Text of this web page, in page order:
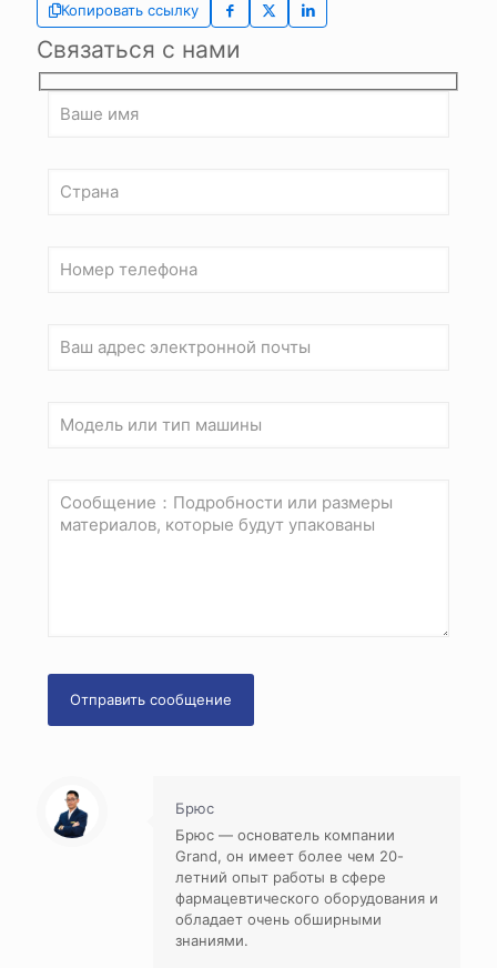
Копировать ссылку
Связаться с нами
Брюс
Брюс — основатель компании
Grand, он имеет более чем 20-
летний опыт работы в сфере
фармацевтического оборудования и
обладает очень обширными
знаниями.